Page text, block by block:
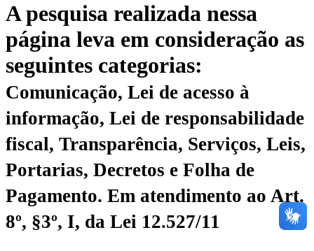
A pesquisa realizada nessa
página leva em consideração as
seguintes categorias:
Comunicação, Lei de acesso à
informação, Lei de responsabilidade
fiscal, Transparência, Serviços, Leis,
Portarias, Decretos e Folha de
Pagamento. Em atendimento ao Art.
8º, §3º, I, da Lei 12.527/11